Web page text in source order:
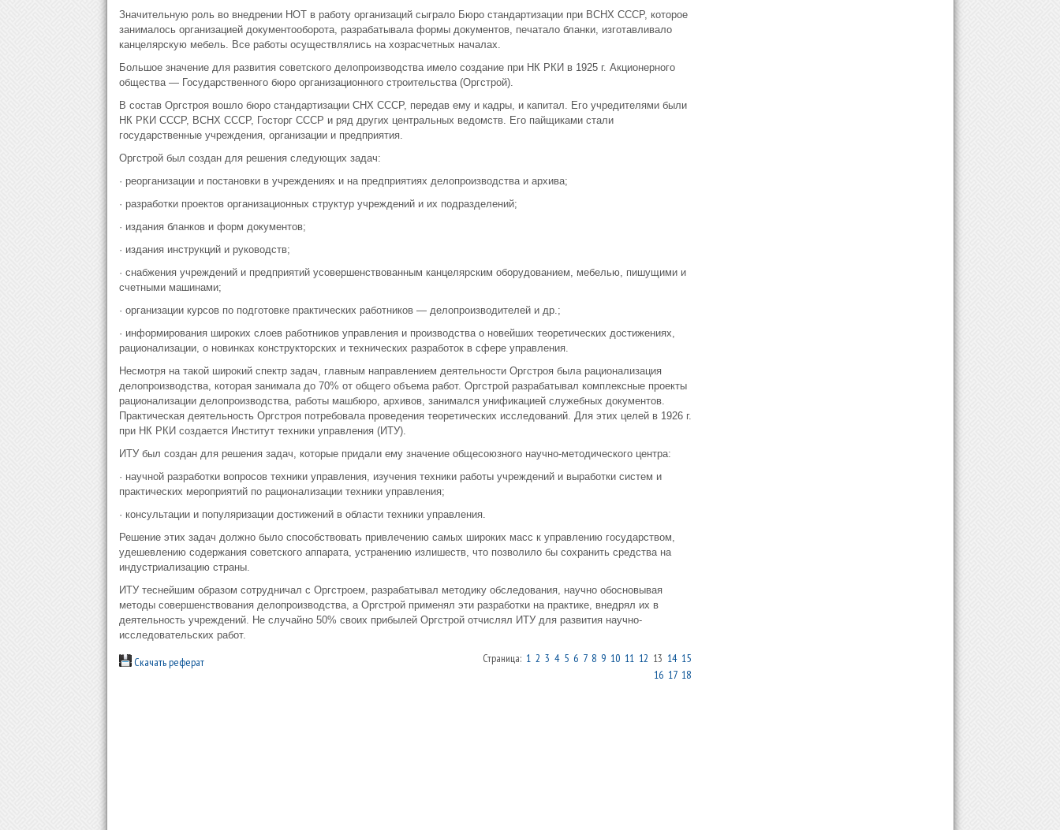
Значительную роль во внедрении НОТ в работу организаций сыграло Бюро стандартизации при ВСНХ СССР, которое
занималось организацией документооборота, разрабатывала формы документов, печатало бланки, изготавливало
канцелярскую мебель. Все работы осуществлялись на хозрасчетных началах.
Большое значение для развития советского делопроизводства имело создание при НК РКИ в 1925 г. Акционерного
общества — Государственного бюро организационного строительства (Оргстрой).
В состав Оргстроя вошло бюро стандартизации СНХ СССР, передав ему и кадры, и капитал. Его учредителями были
НК РКИ СССР, ВСНХ СССР, Госторг СССР и ряд других центральных ведомств. Его пайщиками стали
государственные учреждения, организации и предприятия.
Оргстрой был создан для решения следующих задач:
· реорганизации и постановки в учреждениях и на предприятиях делопроизводства и архива;
· разработки проектов организационных структур учреждений и их подразделений;
· издания бланков и форм документов;
· издания инструкций и руководств;
· снабжения учреждений и предприятий усовершенствованным канцелярским оборудованием, мебелью, пишущими и
счетными машинами;
· организации курсов по подготовке практических работников — делопроизводителей и др.;
· информирования широких слоев работников управления и производства о новейших теоретических достижениях,
рационализации, о новинках конструкторских и технических разработок в сфере управления.
Несмотря на такой широкий спектр задач, главным направлением деятельности Оргстроя была рационализация
делопроизводства, которая занимала до 70% от общего объема работ. Оргстрой разрабатывал комплексные проекты
рационализации делопроизводства, работы машбюро, архивов, занимался унификацией служебных документов.
Практическая деятельность Оргстроя потребовала проведения теоретических исследований. Для этих целей в 1926 г.
при НК РКИ создается Институт техники управления (ИТУ).
ИТУ был создан для решения задач, которые придали ему значение общесоюзного научно-методического центра:
· научной разработки вопросов техники управления, изучения техники работы учреждений и выработки систем и
практических мероприятий по рационализации техники управления;
· консультации и популяризации достижений в области техники управления.
Решение этих задач должно было способствовать привлечению самых широких масс к управлению государством,
удешевлению содержания советского аппарата, устранению излишеств, что позволило бы сохранить средства на
индустриализацию страны.
ИТУ теснейшим образом сотрудничал с Оргстроем, разрабатывал методику обследования, научно обосновывая
методы совершенствования делопроизводства, а Оргстрой применял эти разработки на практике, внедрял их в
деятельность учреждений. Не случайно 50% своих прибылей Оргстрой отчислял ИТУ для развития научно-
исследовательских работ.
Скачать реферат Страница: 1 2 3 4 5 6 7 8 9 10 11 12 13 14 15
16 17 18